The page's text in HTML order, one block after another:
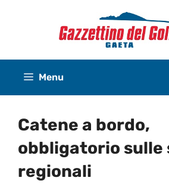
Menu
Catene a bordo,
obbligatorio sulle
regionali